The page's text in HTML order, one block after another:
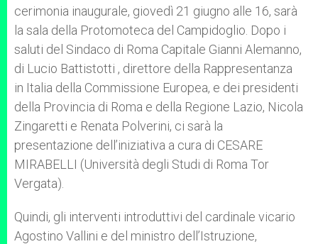
cerimonia inaugurale, giovedì 21 giugno alle 16, sarà
la sala della Protomoteca del Campidoglio. Dopo i
saluti del Sindaco di Roma Capitale Gianni Alemanno,
di Lucio Battistotti , direttore della Rappresentanza
in Italia della Commissione Europea, e dei presidenti
della Provincia di Roma e della Regione Lazio, Nicola
Zingaretti e Renata Polverini, ci sarà la
presentazione dell’iniziativa a cura di CESARE
MIRABELLI (Università degli Studi di Roma Tor
Vergata).
Quindi, gli interventi introduttivi del cardinale vicario
Agostino Vallini e del ministro dell’Istruzione,